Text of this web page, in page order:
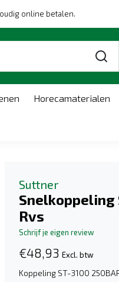
online betalen.
Horecamaterialen
Suttner
Snelkoppeling
Rvs
Schrijf je eigen review
€48,93 Excl. btw
Koppeling ST-3100